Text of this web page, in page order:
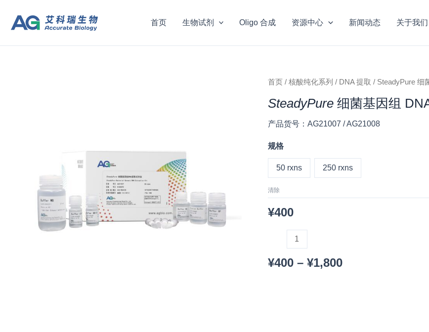
容
首页 生物试剂 Oligo 合成 资源中心 新闻动态 关于我们
首页/ 核酸纯化系列 / DNA 提取 / SteadyPure 细
SteadyPure细菌基因组
产品货号：AG21007 / AG21008
规格
50 rxns 250 rxns
清除
¥400
SteadyPure
菌
基
组
DNA
试
剂
¥400 – ¥1,800
价
格
范
围：
¥1,800